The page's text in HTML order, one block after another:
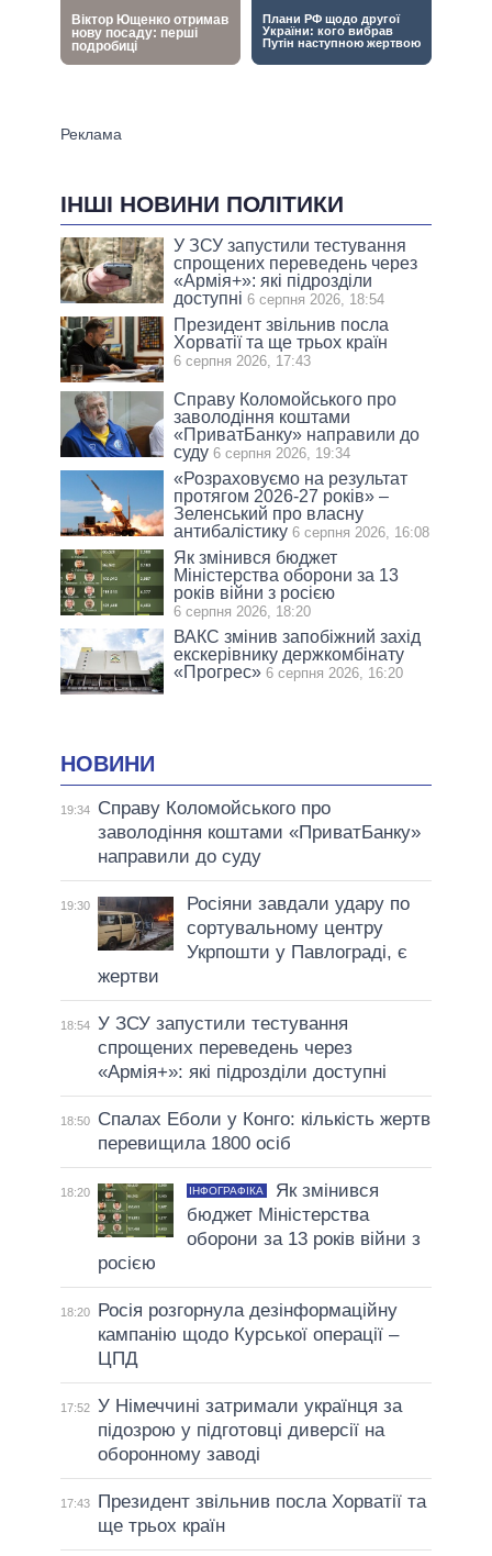
ІНШІ НОВИНИ ПОЛІТИКИ
У ЗСУ запустили тестування
спрощених переведень через
«Армія+»: які підрозділи
доступні 6 серпня 2026, 18:54
Президент звільнив посла
Хорватії та ще трьох країн
6 серпня 2026, 17:43
Справу Коломойського про
заволодіння коштами
«ПриватБанку» направили до
суду 6 серпня 2026, 19:34
«Розраховуємо на результат
протягом 2026-27 років» –
Зеленський про власну
антибалістику 6 серпня 2026, 16:08
Як змінився бюджет
Міністерства оборони за 13
років війни з росією
6 серпня 2026, 18:20
ВАКС змінив запобіжний захід
екскерівнику держкомбінату
«Прогрес» 6 серпня 2026, 16:20
НОВИНИ
19:34
Справу Коломойського про
заволодіння коштами «ПриватБанку»
направили до суду
19:30
Росіяни завдали удару по
сортувальному центру
Укрпошти у Павлограді, є
жертви
18:54 У ЗСУ запустили тестування
спрощених переведень через
«Армія+»: які підрозділи доступні
18:50
Спалах Еболи у Конго: кількість жертв
перевищила 1800 осіб
18:20 ІНФОГРАФІКА
Як змінився
бюджет Міністерства
оборони за 13 років війни з
росією
18:20
Росія розгорнула дезінформаційну
кампанію щодо Курської операції –
ЦПД
17:52 У Німеччині затримали українця за
підозрою у підготовці диверсії на
оборонному заводі
17:43
Президент звільнив посла Хорватії та
ще трьох країн